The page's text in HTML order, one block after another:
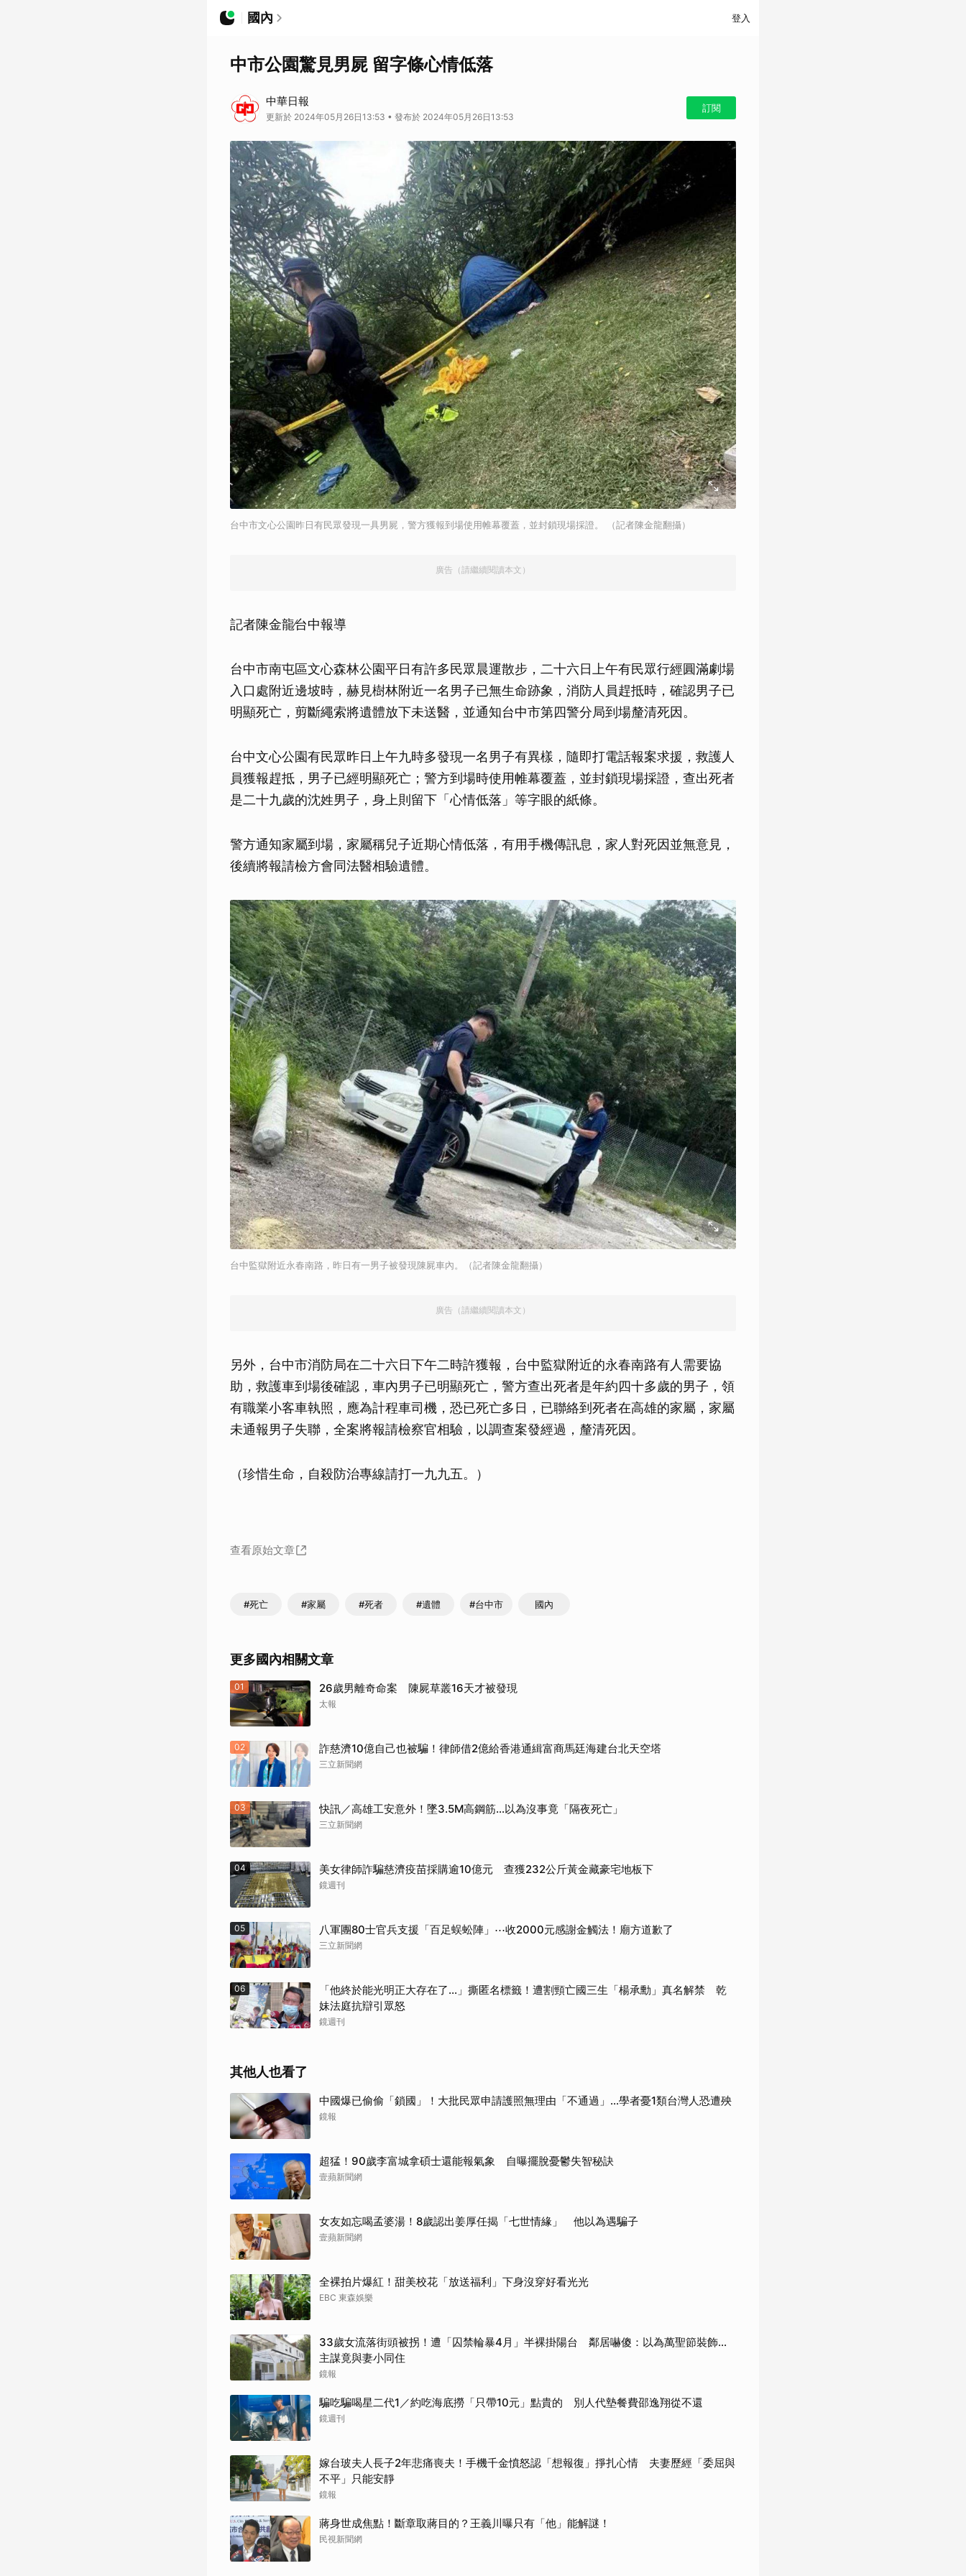
國內 登入
中市公園驚見男屍 留字條心情低落
中華日報
更新於 2024年05月26日13:53 • 發布於 2024年05月26日13:53
訂閱
台中市文心公園昨日有民眾發現一具男屍，警方獲報到場使用帷幕覆蓋，並封鎖現場採證。 （記者陳金龍翻攝）
廣告（請繼續閱讀本文）
記者陳金龍∕台中報導
台中市南屯區文心森林公園平日有許多民眾晨運散步，二十六日上午有民眾行經圓滿劇場
入口處附近邊坡時，赫見樹林附近一名男子已無生命跡象，消防人員趕抵時，確認男子已
明顯死亡，剪斷繩索將遺體放下未送醫，並通知台中市第四警分局到場釐清死因。
台中文心公園有民眾昨日上午九時多發現一名男子有異樣，隨即打電話報案求援，救護人
員獲報趕抵，男子已經明顯死亡；警方到場時使用帷幕覆蓋，並封鎖現場採證，查出死者
是二十九歲的沈姓男子，身上則留下「心情低落」等字眼的紙條。
警方通知家屬到場，家屬稱兒子近期心情低落，有用手機傳訊息，家人對死因並無意見，
後續將報請檢方會同法醫相驗遺體。
台中監獄附近永春南路，昨日有一男子被發現陳屍車內。（記者陳金龍翻攝）
廣告（請繼續閱讀本文）
另外，台中市消防局在二十六日下午二時許獲報，台中監獄附近的永春南路有人需要協
助，救護車到場後確認，車內男子已明顯死亡，警方查出死者是年約四十多歲的男子，領
有職業小客車執照，應為計程車司機，恐已死亡多日，已聯絡到死者在高雄的家屬，家屬
未通報男子失聯，全案將報請檢察官相驗，以調查案發經過，釐清死因。
（珍惜生命，自殺防治專線請打一九九五。）
查看原始文章
#死亡 #家屬 #死者 #遺體 #台中市 國內
更多國內相關文章
01 26歲男離奇命案 陳屍草叢16天才被發現
太報
02 詐慈濟10億自己也被騙！律師借2億給香港通緝富商馬廷海建台北天空塔
三立新聞網
03 快訊／高雄工安意外！墜3.5M高鋼筋…以為沒事竟「隔夜死亡」
三立新聞網
04 美女律師詐騙慈濟疫苗採購逾10億元 查獲232公斤黃金藏豪宅地板下
鏡週刊
05 八軍團80士官兵支援「百足蜈蚣陣」⋯收2000元感謝金觸法！廟方道歉了
三立新聞網
06
「他終於能光明正大存在了...」撕匿名標籤！遭割頸亡國三生「楊承勳」真名解禁 乾
妹法庭抗辯引眾怒
鏡週刊
其他人也看了
中國爆已偷偷「鎖國」！大批民眾申請護照無理由「不通過」...學者憂1類台灣人恐遭殃
鏡報
超猛！90歲李富城拿碩士還能報氣象 自曝擺脫憂鬱失智秘訣
壹蘋新聞網
女友如忘喝孟婆湯！8歲認出姜厚任揭「七世情緣」 他以為遇騙子
壹蘋新聞網
全裸拍片爆紅！甜美校花「放送福利」下身沒穿好看光光
EBC 東森娛樂
33歲女流落街頭被拐！遭「囚禁輪暴4月」半裸掛陽台 鄰居嚇傻：以為萬聖節裝飾...
主謀竟與妻小同住
鏡報
騙吃騙喝星二代1／約吃海底撈「只帶10元」點貴的 別人代墊餐費邵逸翔從不還
鏡週刊
嫁台玻夫人長子2年悲痛喪夫！手機千金憤怒認「想報復」掙扎心情 夫妻歷經「委屈與
不平」只能安靜
鏡報
蔣身世成焦點！斷章取蔣目的？王義川曝只有「他」能解謎！
民視新聞網